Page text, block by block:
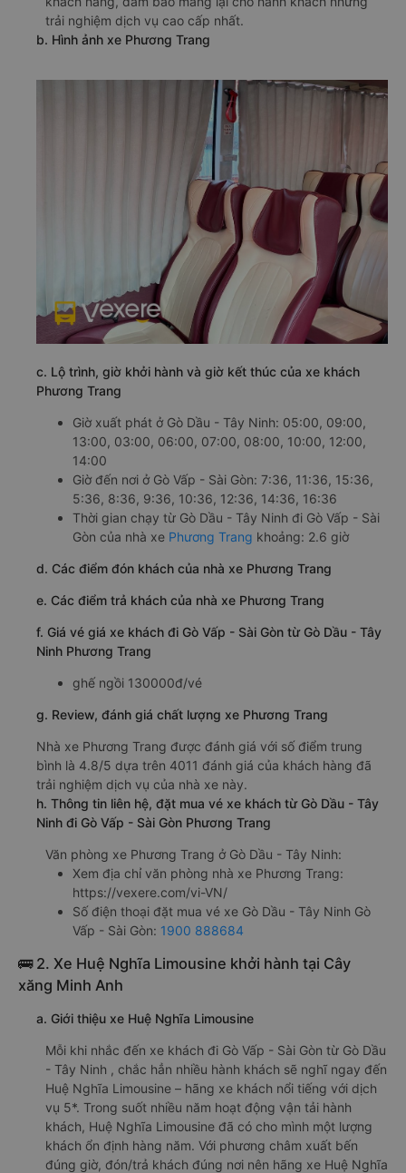
trải nghiệm dịch vụ cao cấp nhất.
b. Hình ảnh xe Phương Trang
c. Lộ trình, giờ khởi hành và giờ kết thúc của xe khách
Phương Trang
Giờ xuất phát ở Gò Dầu - Tây Ninh: 05:00, 09:00,
13:00, 03:00, 06:00, 07:00, 08:00, 10:00, 12:00,
14:00
Giờ đến nơi ở Gò Vấp - Sài Gòn: 7:36, 11:36, 15:36,
5:36, 8:36, 9:36, 10:36, 12:36, 14:36, 16:36
Thời gian chạy từ Gò Dầu - Tây Ninh đi Gò Vấp - Sài
Gòn của nhà xe Phương Trang khoảng: 2.6 giờ
d. Các điểm đón khách của nhà xe Phương Trang
e. Các điểm trả khách của nhà xe Phương Trang
f. Giá vé giá xe khách đi Gò Vấp - Sài Gòn từ Gò Dầu - Tây
Ninh Phương Trang
ghế ngồi 130000đ/vé
g. Review, đánh giá chất lượng xe Phương Trang
Nhà xe Phương Trang được đánh giá với số điểm trung
bình là 4.8/5 dựa trên 4011 đánh giá của khách hàng đã
trải nghiệm dịch vụ của nhà xe này.
h. Thông tin liên hệ, đặt mua vé xe khách từ Gò Dầu - Tây
Ninh đi Gò Vấp - Sài Gòn Phương Trang
Văn phòng xe Phương Trang ở Gò Dầu - Tây Ninh:
Xem địa chỉ văn phòng nhà xe Phương Trang:
https://vexere.com/vi-VN/
Số điện thoại đặt mua vé xe Gò Dầu - Tây Ninh Gò
Vấp - Sài Gòn: 1900 888684
🚌 2. Xe Huệ Nghĩa Limousine khởi hành tại Cây
xăng Minh Anh
a. Giới thiệu xe Huệ Nghĩa Limousine
Mỗi khi nhắc đến xe khách đi Gò Vấp - Sài Gòn từ Gò Dầu
- Tây Ninh , chắc hẳn nhiều hành khách sẽ nghĩ ngay đến
Huệ Nghĩa Limousine – hãng xe khách nổi tiếng với dịch
vụ 5*. Trong suốt nhiều năm hoạt động vận tải hành
khách, Huệ Nghĩa Limousine đã có cho mình một lượng
khách ổn định hàng năm. Với phương châm xuất bến
đúng giờ, đón/trả khách đúng nơi nên hãng xe Huệ Nghĩa